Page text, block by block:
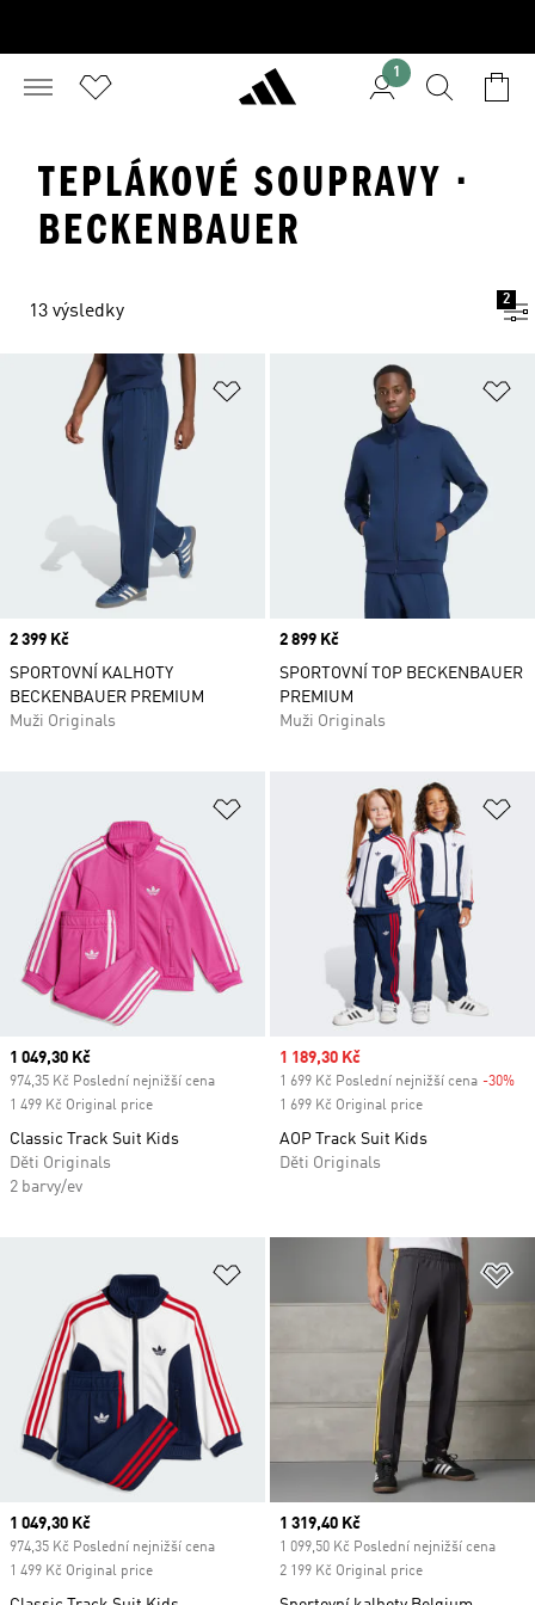
1
TEPLÁKOVÉ SOUPRAVY ·
BECKENBAUER
13 výsledky
2
Přidat do seznamu přání
Price
2 399 Kč
SPORTOVNÍ KALHOTY
BECKENBAUER PREMIUM
Muži Originals
Price
2 899 Kč
SPORTOVNÍ TOP BECKENBAUER
PREMIUM
Muži Originals
Přidat do seznamu přání
Current price
1 049,30 Kč
974,35 Kč Poslední nejnižší cena
1 499 Kč Original price
Classic Track Suit Kids
Děti Originals
2 barvy/ev
Sale price
1 189,30 Kč
1 699 Kč Poslední nejnižší cena -30%
1 699 Kč Original price
AOP Track Suit Kids
Děti Originals
Přidat do seznamu přání
Current price
1 049,30 Kč
974,35 Kč Poslední nejnižší cena
1 499 Kč Original price
Current price
1 319,40 Kč
1 099,50 Kč Poslední nejnižší cena
2 199 Kč Original price